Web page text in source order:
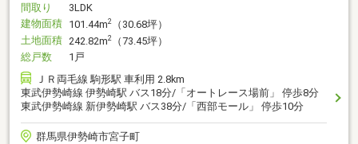
間取り
3LDK
建物面積 101.44m2
（30.68坪）
土地面積 242.82m2
（73.45坪）
総戸数
1戸
ＪＲ両毛線 駒形駅 車利用 2.8km
東武伊勢崎線 伊勢崎駅 バス18分/「オートレース場前」 停歩8分
東武伊勢崎線 新伊勢崎駅 バス38分/「西部モール」 停歩10分
群馬県伊勢崎市宮子町